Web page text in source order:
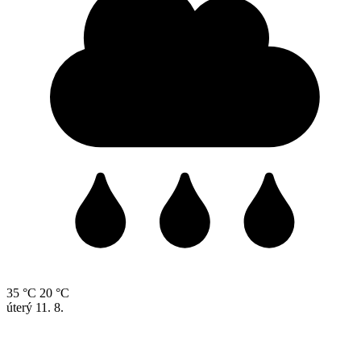
35 °C 20 °C
úterý 11. 8.